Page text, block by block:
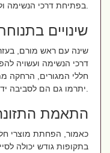
שינויים
שינה עם ראש מורם,
דרכי הנשימה ועשויה
חללי המגורים, הרחקה
התאמת התזונה
כאמור, הפחתת מוצרי חלב,
בתקופות גודש יכולה